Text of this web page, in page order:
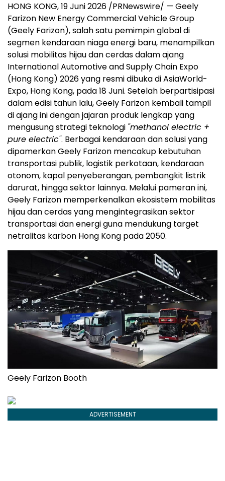
HONG KONG, 19 Juni 2026 /PRNewswire/ — Geely
Farizon New Energy Commercial Vehicle Group
(Geely Farizon), salah satu pemimpin global di
segmen kendaraan niaga energi baru, menampilkan
solusi mobilitas hijau dan cerdas dalam ajang
International Automotive and Supply Chain Expo
(Hong Kong) 2026 yang resmi dibuka di AsiaWorld-
Expo, Hong Kong, pada 18 Juni. Setelah berpartisipasi
dalam edisi tahun lalu, Geely Farizon kembali tampil
di ajang ini dengan jajaran produk lengkap yang
mengusung strategi teknologi "methanol electric +
pure electric". Berbagai kendaraan dan solusi yang
dipamerkan Geely Farizon mencakup kebutuhan
transportasi publik, logistik perkotaan, kendaraan
otonom, kapal penyeberangan, pembangkit listrik
darurat, hingga sektor lainnya. Melalui pameran ini,
Geely Farizon memperkenalkan ekosistem mobilitas
hijau dan cerdas yang mengintegrasikan sektor
transportasi dan energi guna mendukung target
netralitas karbon Hong Kong pada 2050.
Geely Farizon Booth
ADVERTISEMENT